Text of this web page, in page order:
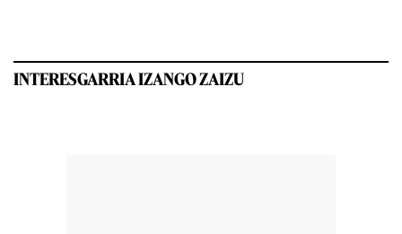
INTERESGARRIA IZANGO ZAIZU